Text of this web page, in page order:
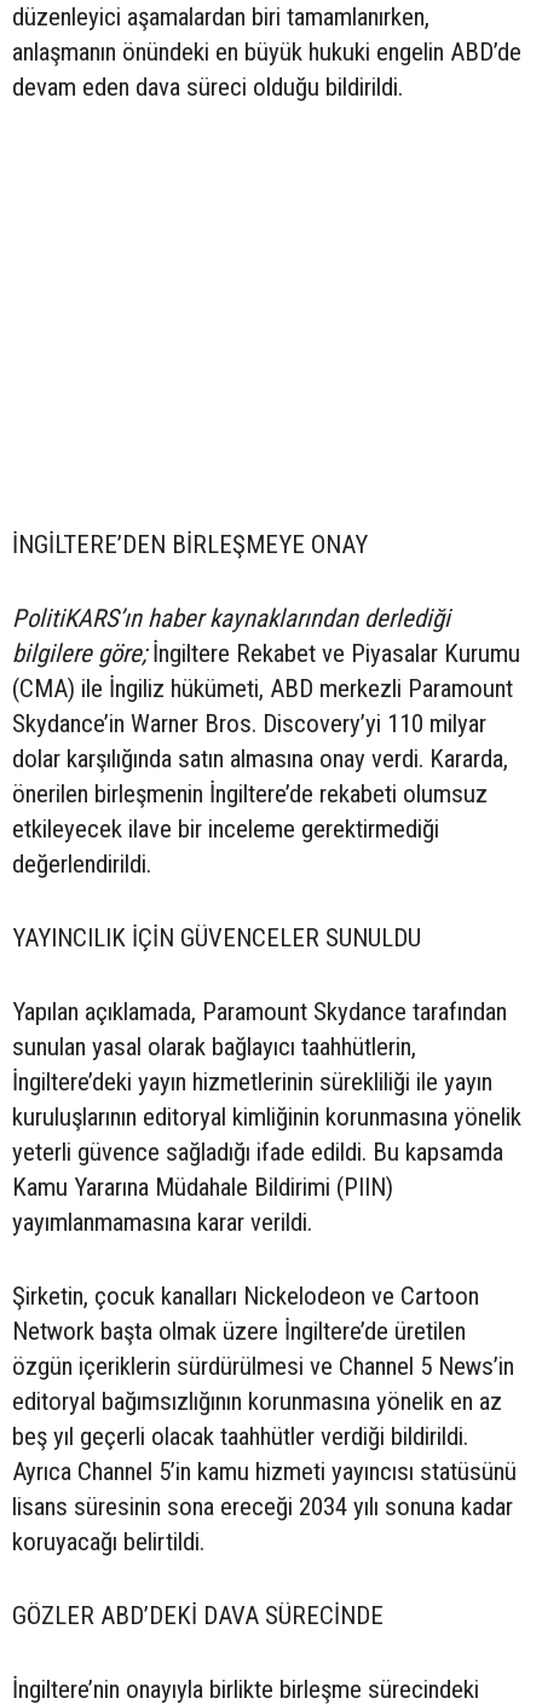
düzenleyici aşamalardan biri tamamlanırken,
anlaşmanın önündeki en büyük hukuki engelin ABD’de
devam eden dava süreci olduğu bildirildi.
İNGİLTERE’DEN BİRLEŞMEYE ONAY
PolitiKARS’ın haber kaynaklarından derlediği
bilgilere göre;İngiltere Rekabet ve Piyasalar Kurumu
(CMA) ile İngiliz hükümeti, ABD merkezli Paramount
Skydance’in Warner Bros. Discovery’yi 110 milyar
dolar karşılığında satın almasına onay verdi. Kararda,
önerilen birleşmenin İngiltere’de rekabeti olumsuz
etkileyecek ilave bir inceleme gerektirmediği
değerlendirildi.
YAYINCILIK İÇİN GÜVENCELER SUNULDU
Yapılan açıklamada, Paramount Skydance tarafından
sunulan yasal olarak bağlayıcı taahhütlerin,
İngiltere’deki yayın hizmetlerinin sürekliliği ile yayın
kuruluşlarının editoryal kimliğinin korunmasına yönelik
yeterli güvence sağladığı ifade edildi. Bu kapsamda
Kamu Yararına Müdahale Bildirimi (PIIN)
yayımlanmamasına karar verildi.
Şirketin, çocuk kanalları Nickelodeon ve Cartoon
Network başta olmak üzere İngiltere’de üretilen
özgün içeriklerin sürdürülmesi ve Channel 5 News’in
editoryal bağımsızlığının korunmasına yönelik en az
beş yıl geçerli olacak taahhütler verdiği bildirildi.
Ayrıca Channel 5’in kamu hizmeti yayıncısı statüsünü
lisans süresinin sona ereceği 2034 yılı sonuna kadar
koruyacağı belirtildi.
GÖZLER ABD’DEKİ DAVA SÜRECİNDE
İngiltere’nin onayıyla birlikte birleşme sürecindeki